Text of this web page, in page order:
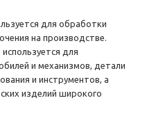
для обработки
на производстве.
для
и механизмов, детали
и инструментов, а
изделий широкого